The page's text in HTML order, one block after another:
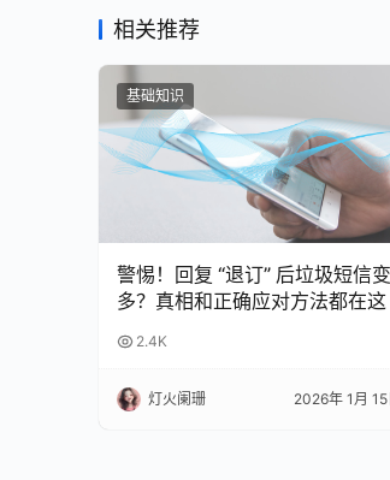
相关推荐
基础知识
警惕！回复 “退订” 后垃圾短信变
多？真相和正确应对方法都在这
2.4K
灯火阑珊 2026年 1月 15